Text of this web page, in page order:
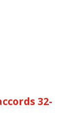
32-